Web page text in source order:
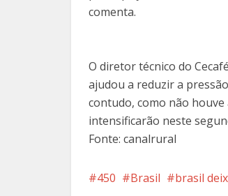
comenta.
O diretor técnico do
ajudou a reduzir a
contudo, como não
intensificarão neste
Fonte: canalrural
450 Brasil brasil